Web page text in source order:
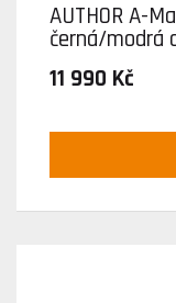
AUTHOR A-
černá/modrá
11 990 Kč